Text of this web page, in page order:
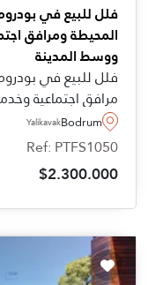
فلل للبيع في
المحيطة ومرافق
ووسط المدينة
فلل للبيع في
مرافق اجتماعية
مفتوحة على
مرتفعة بمنطقة
العائلي والاقامة
مختلفة وعلى مقربة
الراحة وعلى بعد
Bodrum
Yalikavak
Ref: PTFS1050
$2.300.000
Recommended